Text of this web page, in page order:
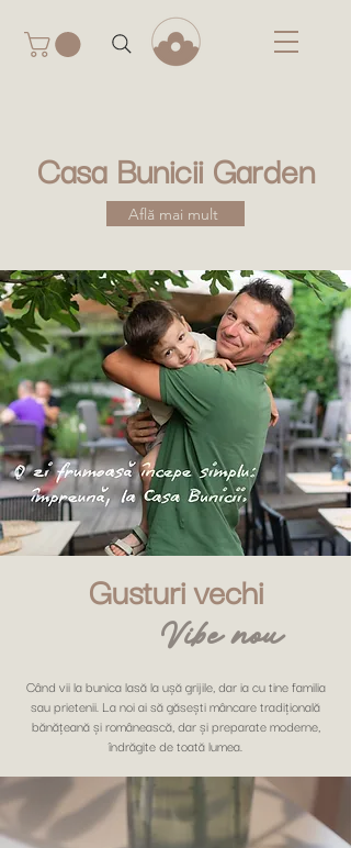
Casa Bunicii Garden
Află mai mult
Gusturi vechi
Vibe nou
Când vii la bunica lasă la ușă grijile, dar ia cu tine familia
sau prietenii. La noi ai să găsești mâncare tradițională
bănățeană și românească, dar și preparate moderne,
îndrăgite de toată lumea.